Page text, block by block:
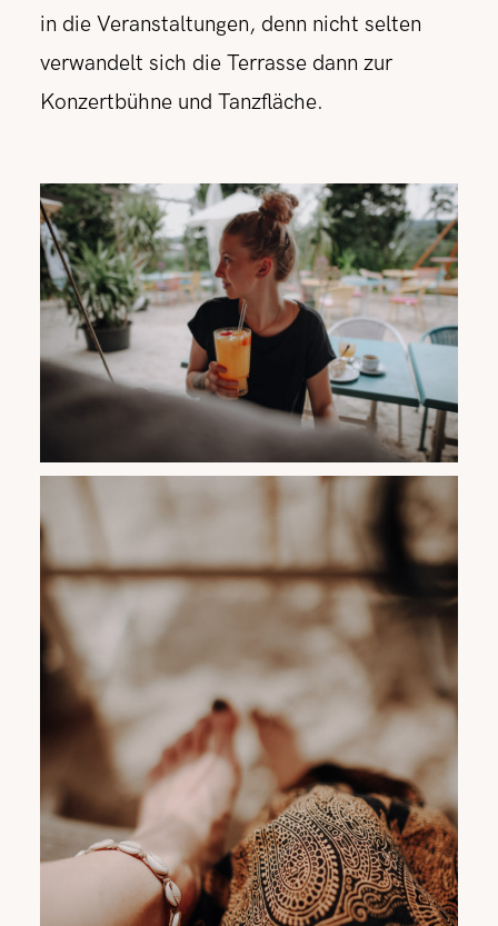
in die Veranstaltungen, denn nicht selten
verwandelt sich die Terrasse dann zur
Konzertbühne und Tanzfläche.